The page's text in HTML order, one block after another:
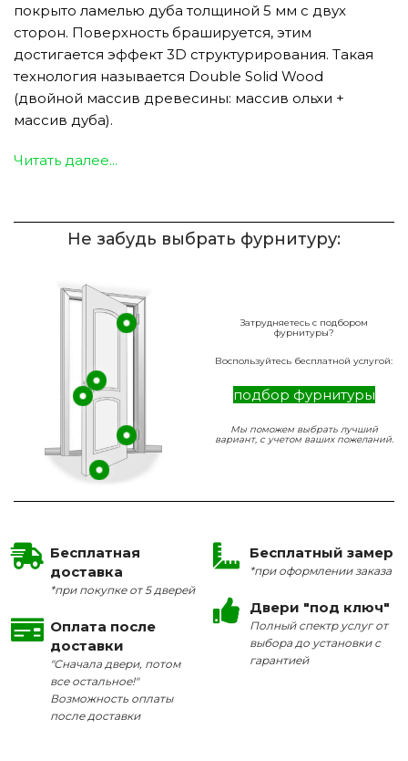
покрыто ламелью дуба толщиной 5 мм с двух
сторон. Поверхность брашируется, этим
достигается эффект 3D структурирования. Такая
технология называется Double Solid Wood
(двойной массив древесины: массив ольхи +
массив дуба).
Читать далее...
Не забудь выбрать фурнитуру:
Затрудняетесь с подбором
фурнитуры?
Воспользуйтесь бесплатной услугой:
подбор фурнитуры
Мы поможем выбрать лучший
вариант, с учетом ваших пожеланий.
Бесплатная
доставка
*при покупке от 5 дверей
Оплата после
доставки
"Сначала двери, потом
все остальное!"
Возможность оплаты
после доставки
Бесплатный замер
*при оформлении заказа
Двери "под ключ"
Полный спектр услуг от
выбора до установки с
гарантией